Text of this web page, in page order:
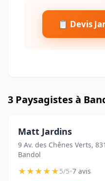
📋 Devis
3 Paysagistes à
Matt Jardins
9 Av. des Chênes Verts,
Bandol
★★★★★5/5•7 avis